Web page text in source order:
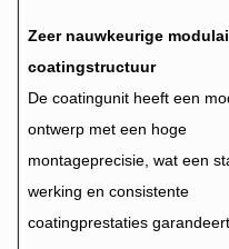
Zeer nauwkeurige
coatingstructuur
De coatingunit heeft een
ontwerp met een hoge
montageprecisie, wat een
werking en consistente
coatingprestaties